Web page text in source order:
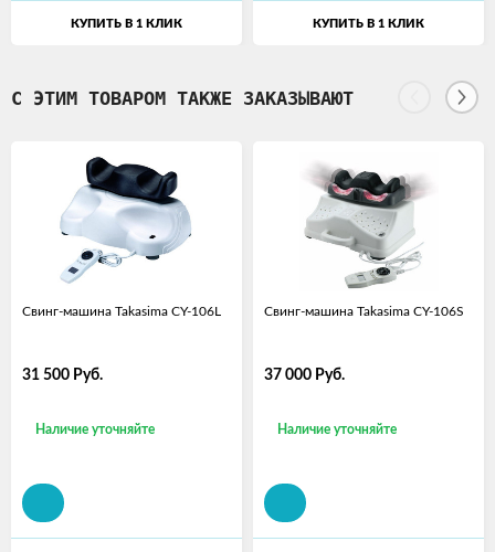
КУПИТЬ В 1 КЛИК КУПИТЬ В 1 КЛИК
С ЭТИМ ТОВАРОМ ТАКЖЕ ЗАКАЗЫВАЮТ
Свинг-машина Takasima CY-106L
31 500 Руб.
Наличие уточняйте
Свинг-машина Takasima CY-106S
37 000 Руб.
Наличие уточняйте